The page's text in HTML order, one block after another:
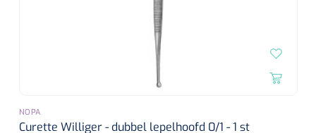
NOPA
Curette Williger - dubbel lepelhoofd 0/1 - 1 st